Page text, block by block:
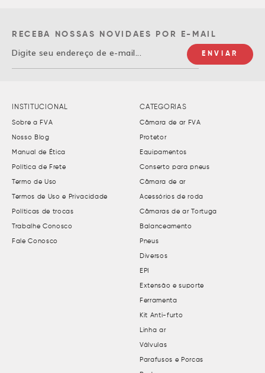
RECEBA NOSSAS NOVIDAES POR E-MAIL
INSTITUCIONAL
Sobre a FVA
Nosso Blog
Manual de Ética
Política de Frete
Termo de Uso
Termos de Uso e Privacidade
Políticas de trocas
Trabalhe Conosco
Fale Conosco
CATEGORIAS
Câmara de ar FVA
Protetor
Equipamentos
Conserto para pneus
Câmara de ar
Acessórios de roda
Câmaras de ar Tortuga
Balanceamento
Pneus
Diversos
EPI
Extensão e suporte
Ferramenta
Kit Anti-furto
Linha ar
Válvulas
Parafusos e Porcas